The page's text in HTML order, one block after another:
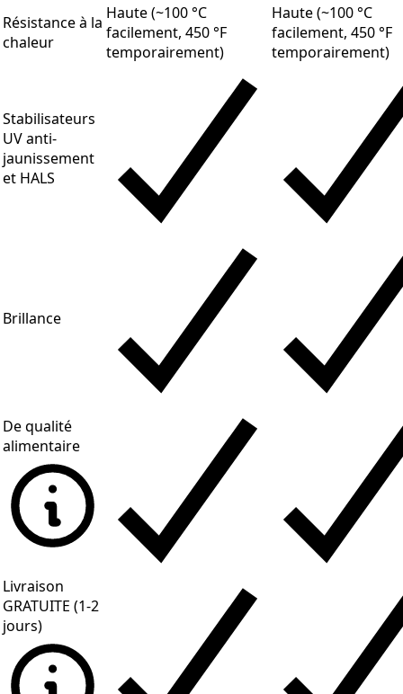
Résistance à la
chaleur
Haute (~100 °C
facilement, 450 °F
temporairement)
Haute (~100 °C
facilement, 450 °F
temporairement)
Stabilisateurs
UV anti-
jaunissement
et HALS
Brillance
De qualité
alimentaire
Livraison
GRATUITE (1-2
jours)